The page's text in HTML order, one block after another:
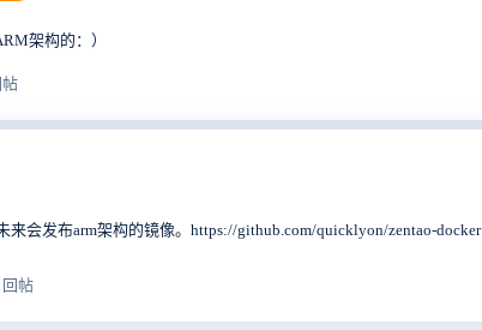
架构的：）
帖
来会发布arm架构的镜像。https://github.com/quicklyon/zentao-docker
回帖